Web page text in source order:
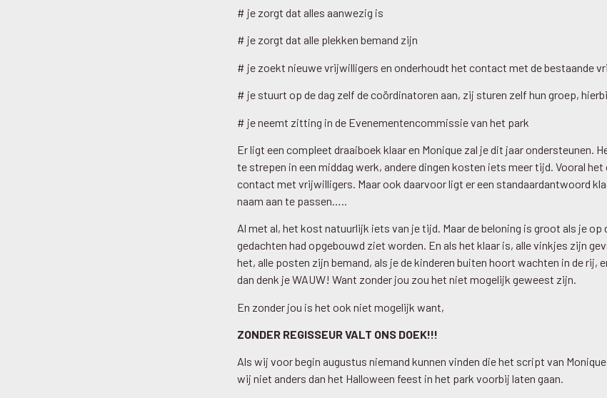
# je zorgt dat alles aanwezig is
# je zorgt dat alle plekken bemand zijn
# je zoekt nieuwe vrijwilligers en onderhoudt het contact met de bestaande
# je stuurt op de dag zelf de coördinatoren aan, zij sturen zelf hun groep,
# je neemt zitting in de Evenementencommissie van het park
Er ligt een compleet draaiboek klaar en Monique zal je dit jaar ondersteunen.
te strepen in een middag werk, andere dingen kosten iets meer tijd. Vooral het
contact met vrijwilligers. Maar ook daarvoor ligt er een standaardantwoord
naam aan te passen…..
Al met al, het kost natuurlijk iets van je tijd. Maar de beloning is groot als je op
gedachten had opgebouwd ziet worden. En als het klaar is, alle vinkjes zijn
het, alle posten zijn bemand, als je de kinderen buiten hoort wachten in de rij,
dan denk je WAUW! Want zonder jou zou het niet mogelijk geweest zijn.
En zonder jou is het ook niet mogelijk want,
ZONDER REGISSEUR VALT ONS DOEK!!!
Als wij voor begin augustus niemand kunnen vinden die het script van
wij niet anders dan het Halloween feest in het park voorbij laten gaan.